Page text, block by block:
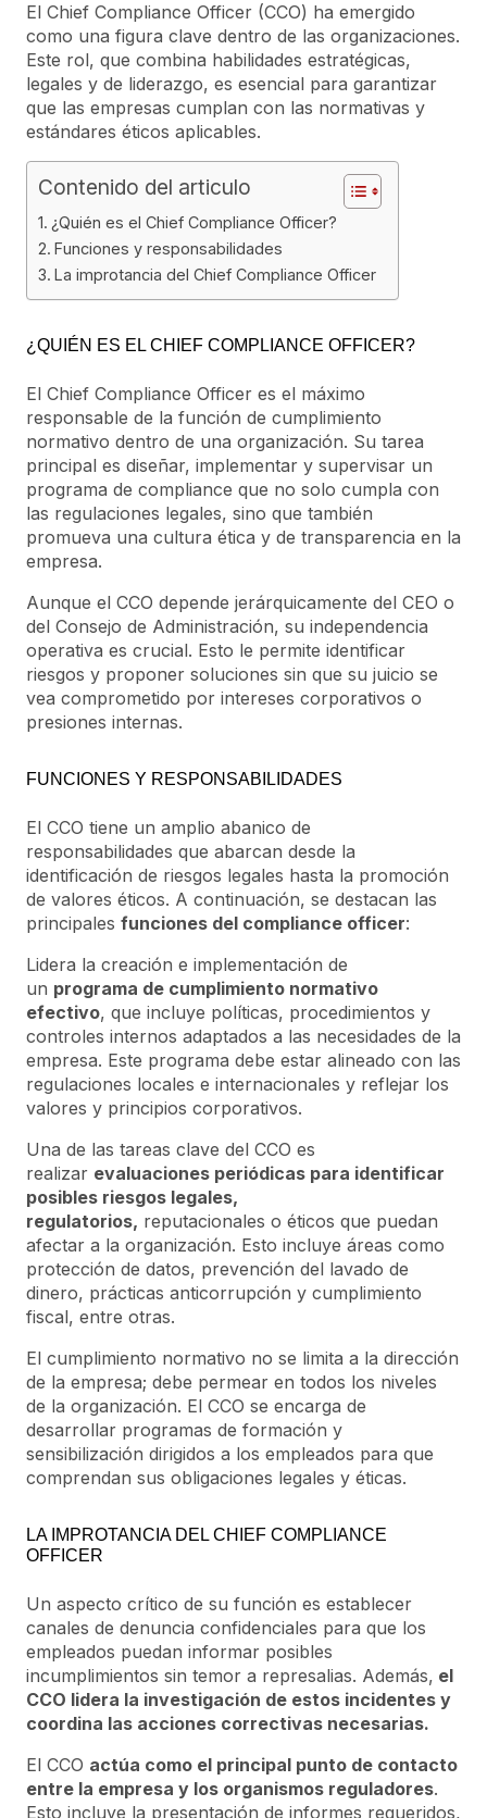
El Chief Compliance Officer (CCO) ha emergido
como una figura clave dentro de las organizaciones.
Este rol, que combina habilidades estratégicas,
legales y de liderazgo, es esencial para garantizar
que las empresas cumplan con las normativas y
estándares éticos aplicables.
Contenido del articulo
¿Quién es el Chief Compliance Officer?
Funciones y responsabilidades
La improtancia del Chief Compliance Officer
¿QUIÉN ES EL CHIEF COMPLIANCE OFFICER?
El Chief Compliance Officer es el máximo
responsable de la función de cumplimiento
normativo dentro de una organización. Su tarea
principal es diseñar, implementar y supervisar un
programa de compliance que no solo cumpla con
las regulaciones legales, sino que también
promueva una cultura ética y de transparencia en la
empresa.
Aunque el CCO depende jerárquicamente del CEO o
del Consejo de Administración, su independencia
operativa es crucial. Esto le permite identificar
riesgos y proponer soluciones sin que su juicio se
vea comprometido por intereses corporativos o
presiones internas.
FUNCIONES Y RESPONSABILIDADES
El CCO tiene un amplio abanico de
responsabilidades que abarcan desde la
identificación de riesgos legales hasta la promoción
de valores éticos. A continuación, se destacan las
principales funciones del compliance officer:
Lidera la creación e implementación de
un programa de cumplimiento normativo
efectivo, que incluye políticas, procedimientos y
controles internos adaptados a las necesidades de la
empresa. Este programa debe estar alineado con las
regulaciones locales e internacionales y reflejar los
valores y principios corporativos.
Una de las tareas clave del CCO es
realizar evaluaciones periódicas para identificar
posibles riesgos legales,
regulatorios, reputacionales o éticos que puedan
afectar a la organización. Esto incluye áreas como
protección de datos, prevención del lavado de
dinero, prácticas anticorrupción y cumplimiento
fiscal, entre otras.
El cumplimiento normativo no se limita a la dirección
de la empresa; debe permear en todos los niveles
de la organización. El CCO se encarga de
desarrollar programas de formación y
sensibilización dirigidos a los empleados para que
comprendan sus obligaciones legales y éticas.
LA IMPROTANCIA DEL CHIEF COMPLIANCE
OFFICER
Un aspecto crítico de su función es establecer
canales de denuncia confidenciales para que los
empleados puedan informar posibles
incumplimientos sin temor a represalias. Además, el
CCO lidera la investigación de estos incidentes y
coordina las acciones correctivas necesarias.
El CCO actúa como el principal punto de contacto
entre la empresa y los organismos reguladores.
Esto incluye la presentación de informes requeridos,